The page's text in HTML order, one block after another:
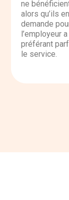
ne
alors qu’ils
demande
l’employeur
préférant
le service.